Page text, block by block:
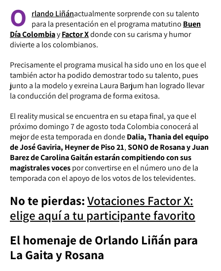
O rlando Liñánactualmente sorprende con su talento
para la presentación en el programa matutino Buen
Día ColombiayFactor Xdonde con su carisma y humor
divierte a los colombianos.
Precisamente el programa musical ha sido uno en los que el
también actor ha podido demostrar todo su talento, pues
junto a la modelo y exreina Laura Barjum han logrado llevar
la conducción del programa de forma exitosa.
El reality musical se encuentra en su etapa final, ya que el
próximo domingo 7 de agosto toda Colombia conocerá al
mejor de esta temporada en dondeDalia, Thania del equipo
de José Gaviria, Heyner de Piso 21,SONO de Rosana y Juan
Barez de Carolina Gaitánestarán compitiendo con sus
magistrales vocespor convertirse en el número uno de la
temporada con el apoyo de los votos de los televidentes.
No te pierdas:Votaciones Factor X:
elige aquí a tu participante favorito
El homenaje de Orlando Liñán para
La Gaita y Rosana